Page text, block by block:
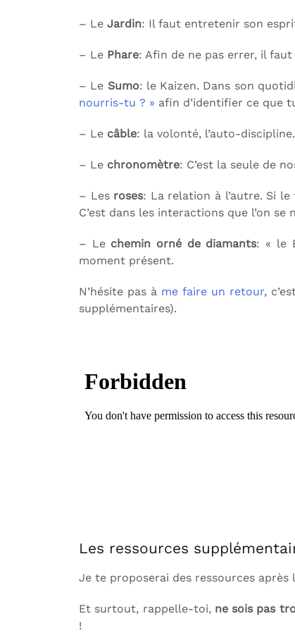
– Le Jardin: Il faut entretenir son
– Le Phare: Afin de ne pas errer, il
– Le Sumo: le Kaizen. Dans son
nourris-tu ? » afin d’identifier ce que
– Le câble: la volonté, l’auto-
– Le chronomètre: C’est la seule de
– Les roses: La relation à l’autre. Si
C’est dans les interactions que l’on se
– Le chemin orné de diamants: « le
moment présent.
N’hésite pas à me faire un retour,
supplémentaires).
Les ressources
Je te proposerai des ressources après
Et surtout, rappelle-toi, ne sois pas
!